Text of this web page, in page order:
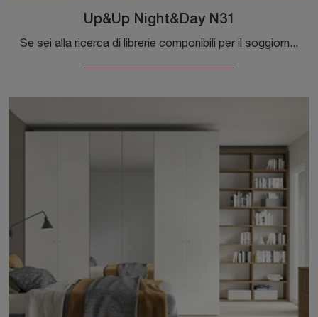
Up&Up Night&Day N31
Se sei alla ricerca di librerie componibili per il soggiorno, clicca e scopri le nostre soluzioni moderne: il modello Up&Up Night&Day N31 Colombini ...